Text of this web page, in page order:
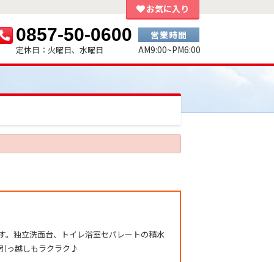
0857-50-0600
定休日：火曜日、水曜日
営業時間
AM9:00~PM6:00
お気に入り
。独立洗面台、トイレ浴室セパレートの積水
っ越しもラクラク♪